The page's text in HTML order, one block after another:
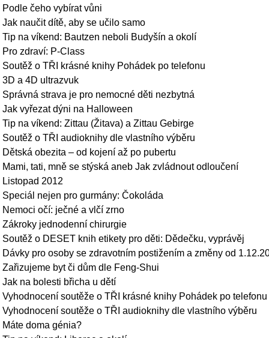
Podle čeho vybírat vůni
Jak naučit dítě, aby se učilo samo
Tip na víkend: Bautzen neboli Budyšín a okolí
Pro zdraví: P-Class
Soutěž o TŘI krásné knihy Pohádek po telefonu
3D a 4D ultrazvuk
Správná strava je pro nemocné děti nezbytná
Jak vyřezat dýni na Halloween
Tip na víkend: Zittau (Žitava) a Zittau Gebirge
Soutěž o TŘI audioknihy dle vlastního výběru
Dětská obezita – od kojení až po pubertu
Mami, tati, mně se stýská aneb Jak zvládnout odloučení
Listopad 2012
Speciál nejen pro gurmány: Čokoláda
Nemoci očí: ječné a vlčí zrno
Zákroky jednodenní chirurgie
Soutěž o DESET knih etikety pro děti: Dědečku, vyprávěj
Dávky pro osoby se zdravotním postižením a změny od
Zařizujeme byt či dům dle Feng-Shui
Jak na bolesti břicha u dětí
Vyhodnocení soutěže o TŘI krásné knihy Pohádek po telefonu
Vyhodnocení soutěže o TŘI audioknihy dle vlastního výběru
Máte doma génia?